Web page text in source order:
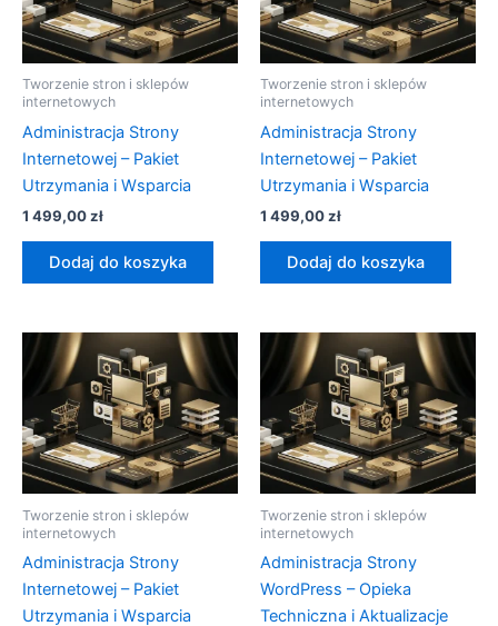
Tworzenie stron i sklepów
internetowych
Administracja Strony
Internetowej – Pakiet
Utrzymania i Wsparcia
1 499,00zł
Dodaj do koszyka
Tworzenie stron i sklepów
internetowych
Administracja Strony
Internetowej – Pakiet
Utrzymania i Wsparcia
1 499,00zł
Dodaj do koszyka
Tworzenie stron i sklepów
internetowych
Administracja Strony
Internetowej – Pakiet
Utrzymania i Wsparcia
Tworzenie stron i sklepów
internetowych
Administracja Strony
WordPress – Opieka
Techniczna i Aktualizacje